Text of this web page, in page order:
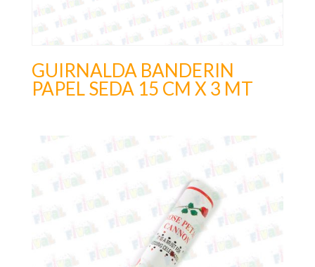
GUIRNALDA BANDERIN
PAPEL SEDA 15 CM X 3 MT